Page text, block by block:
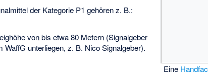
Eine
der Kategorie P1 gehören z. B.:
von bis etwa 80 Metern (Signalgeber
WaffG unterliegen, z. B. Nico Signalgeber).